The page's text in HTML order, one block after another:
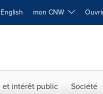
English mon CNW
et intérêt public Société